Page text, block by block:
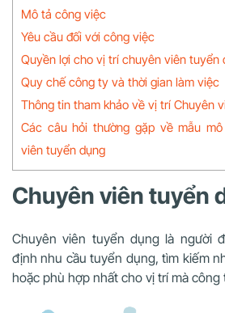
Mô tả công việc
Yêu cầu đối với công việc
Quyền lợi cho vị trí chuyên viên tuyển
Quy chế công ty và thời gian làm việc
Thông tin tham khảo về vị trí Chuyên
Các câu hỏi thường gặp về mẫu
viên tuyển dụng
Chuyên viên tuyển
Chuyên viên tuyển dụng là người
định nhu cầu tuyển dụng, tìm kiếm
hoặc phù hợp nhất cho vị trí mà công